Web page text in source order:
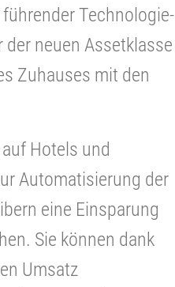
Technologie-
neuen Assetklasse
Zuhauses mit den
Hotels und
Automatisierung der
eine Einsparung
Sie können dank
Umsatz